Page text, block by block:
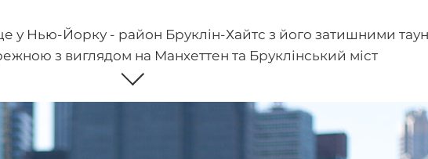
у Нью-Йорку - район Бруклін-Хайтс з його затишними
з виглядом на Манхеттен та Бруклінський міст